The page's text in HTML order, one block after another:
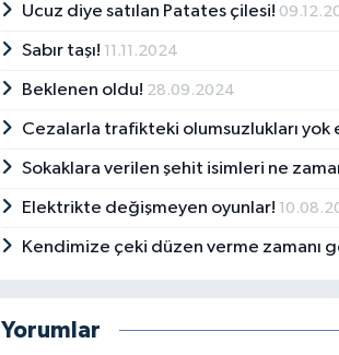
Ucuz diye satılan Patates çilesi!
Sabır taşı! 11.11.2024
Beklenen oldu! 28.09.2024
Cezalarla trafikteki olumsuzlukları yok
Sokaklara verilen şehit isimleri ne
Elektrikte değişmeyen oyunlar!
Kendimize çeki düzen verme zamanı
Yorumlar